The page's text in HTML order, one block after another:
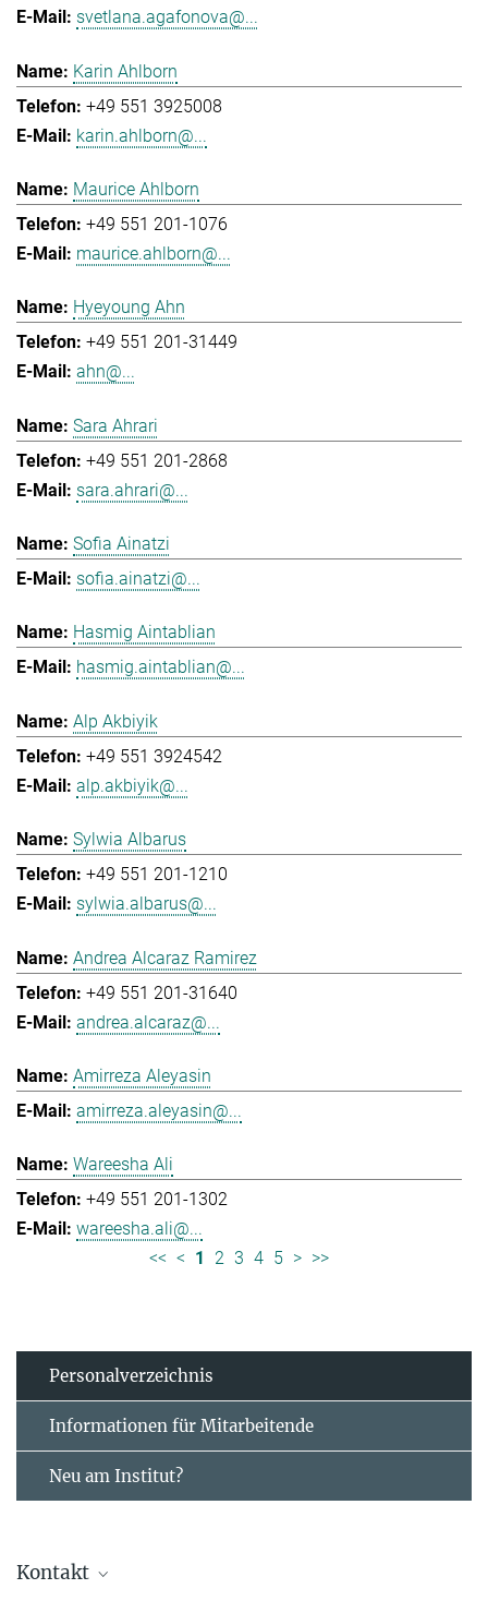
svetlana.agafonova@...
Karin Ahlborn
+49 551 3925008
karin.ahlborn@...
Maurice Ahlborn
+49 551 201-1076
maurice.ahlborn@...
Hyeyoung Ahn
+49 551 201-31449
ahn@...
Sara Ahrari
+49 551 201-2868
sara.ahrari@...
Sofia Ainatzi
sofia.ainatzi@...
Hasmig Aintablian
hasmig.aintablian@...
Alp Akbiyik
+49 551 3924542
alp.akbiyik@...
Sylwia Albarus
+49 551 201-1210
sylwia.albarus@...
Andrea Alcaraz Ramirez
+49 551 201-31640
andrea.alcaraz@...
Amirreza Aleyasin
amirreza.aleyasin@...
Wareesha Ali
+49 551 201-1302
wareesha.ali@...
<< < 1 2 3 4 5 > >>
Personal­verzeichnis
Informationen für Mitarbeitende
Neu am Institut?
Kontakt